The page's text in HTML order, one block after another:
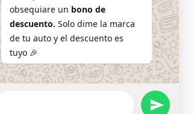
Mi cuenta
Mi cuenta
obsequiare un bono de
descuento. Solo dime la marca
de tu auto y el descuento es
tuyo 🎉
undefined